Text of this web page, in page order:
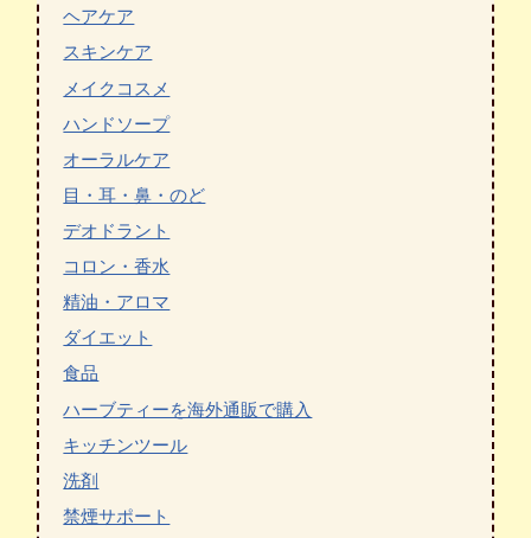
ヘアケア
スキンケア
メイクコスメ
ハンドソープ
オーラルケア
目・耳・鼻・のど
デオドラント
コロン・香水
精油・アロマ
ダイエット
食品
ハーブティーを海外通販で購入
キッチンツール
洗剤
禁煙サポート